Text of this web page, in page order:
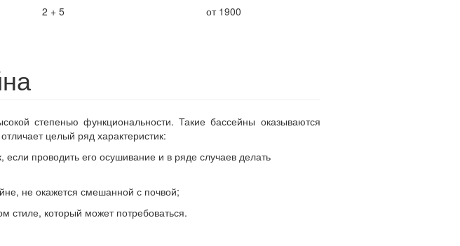
2 + 5 от 1900
степенью функциональности. Такие бассейны оказываются
целый ряд характеристик:
проводить его осушивание и в ряде случаев делать
не окажется смешанной с почвой;
стиле, который может потребоваться.